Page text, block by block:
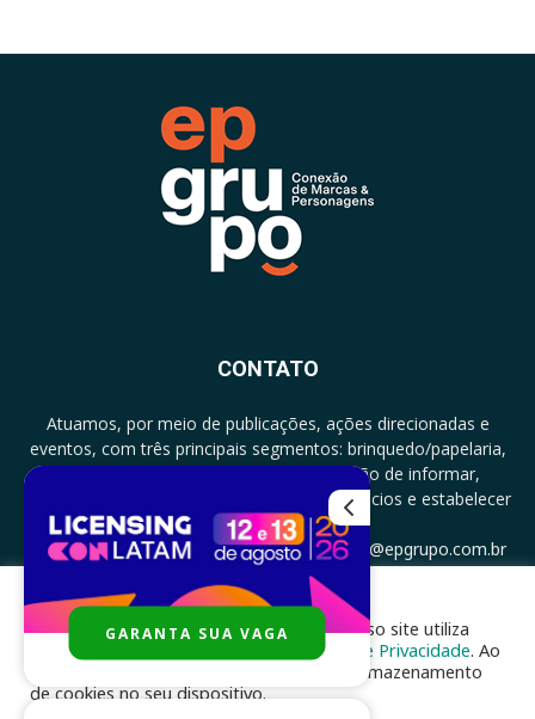
CONTATO
Atuamos, por meio de publicações, ações direcionadas e
eventos, com três principais segmentos: brinquedo/papelaria,
licenciamento e zero a três com a missão de informar,
documentar, proporcionar encontro de negócios e estabelecer
parcerias.
CONTATO: +5511994513097 - atendimento@epgrupo.com.br
SIGA-NOS
Para melhor experiência e navegação, nosso site utiliza
cookies, de acordo com a nossa
Política de Privacidade. Ao
clicar em “aceito”, você concorda com o armazenamento
de cookies no seu dispositivo.
GARANTA SUA VAGA